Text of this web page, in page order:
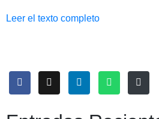
Leer el texto completo